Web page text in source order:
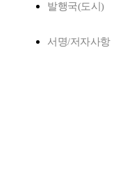
발행국(도시)
서명/저자사항